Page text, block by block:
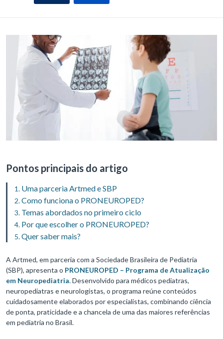
Pontos principais do artigo
Uma parceria Artmed e SBP
Como funciona o PRONEUROPED?
Temas abordados no primeiro ciclo
Por que escolher o PRONEUROPED?
Quer saber mais?
A Artmed, em parceria com a Sociedade Brasileira de Pediatria
(SBP), apresenta o PRONEUROPED – Programa de Atualização
em Neuropediatria. Desenvolvido para médicos pediatras,
neuropediatras e neurologistas, o programa reúne conteúdos
cuidadosamente elaborados por especialistas, combinando ciência
de ponta, praticidade e a chancela de uma das maiores referências
em pediatria no Brasil.